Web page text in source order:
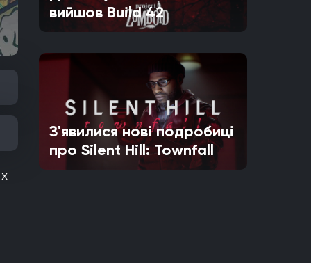
вийшов Build 42
З'явилися нові подробиці
про Silent Hill: Townfall